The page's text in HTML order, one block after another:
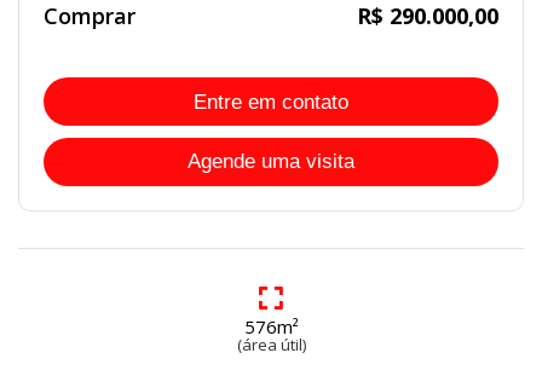
Comprar R$ 290.000,00
Entre em contato
Agende uma visita
576m²
(área útil)